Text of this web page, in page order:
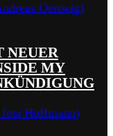
NEUER
MY